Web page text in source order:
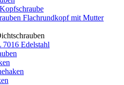
Flachrundkopf mit Mutter
Edelstahl